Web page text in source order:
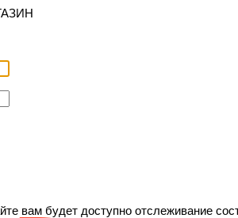
вам будет доступно отслеживание